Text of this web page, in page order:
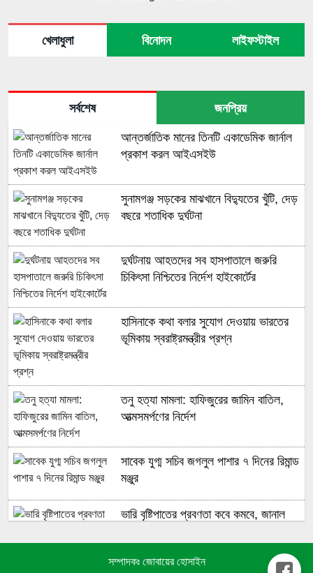
খেলাধুলা বিনোদন লাইফস্টাইল
সর্বশেষ জনপ্রিয়
আন্তর্জাতিক মানের তিনটি একাডেমিক জার্নাল
প্রকাশ করল আইএসইউ
সুনামগঞ্জ সড়কের মাঝখানে বিদ্যুতের খুঁটি, দেড়
বছরে শতাধিক দুর্ঘটনা
দুর্ঘটনায় আহতদের সব হাসপাতালে জরুরি
চিকিৎসা নিশ্চিতের নির্দেশ হাইকোর্টের
হাসিনাকে কথা বলার সুযোগ দেওয়ায় ভারতের
ভূমিকায় স্বরাষ্ট্রমন্ত্রীর প্রশ্ন
তনু হত্যা মামলা: হাফিজুরের জামিন বাতিল,
আত্মসমর্পণের নির্দেশ
সাবেক যুগ্ম সচিব জগলুল পাশার ৭ দিনের রিমান্ড
মঞ্জুর
ভারি বৃষ্টিপাতের প্রবণতা কবে কমবে, জানাল
সম্পাদকঃ জোবায়ের হোসাইন